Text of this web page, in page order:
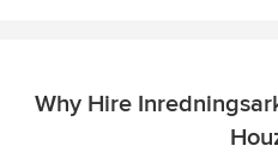
Why Hire